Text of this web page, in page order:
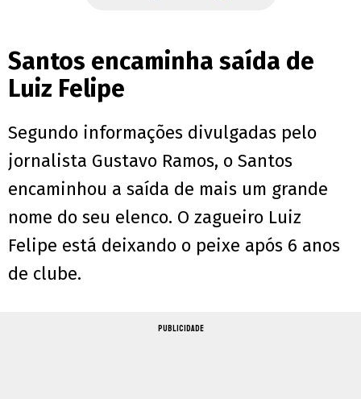
Santos encaminha saída de
Luiz Felipe
Segundo informações divulgadas pelo
jornalista Gustavo Ramos, o Santos
encaminhou a saída de mais um grande
nome do seu elenco. O zagueiro Luiz
Felipe está deixando o peixe após 6 anos
de clube.
PUBLICIDADE